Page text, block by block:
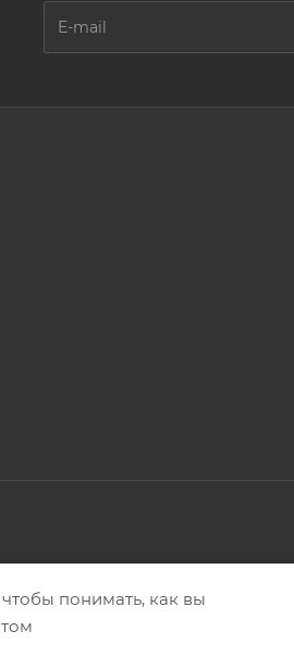
согласия в соответствии с
чтобы понимать, как вы